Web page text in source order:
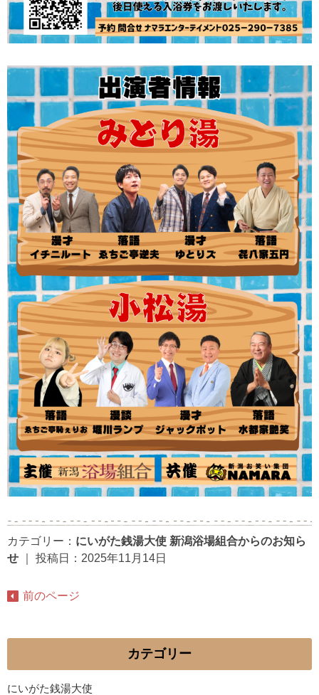
カテゴリー： にいがた銭湯大使 新潟浴場組合からのお知ら
せ
投稿日：2025年11月14日
前のページ
カテゴリー
にいがた銭湯大使